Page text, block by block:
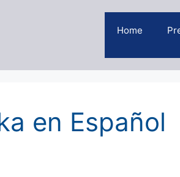
Home
en Español